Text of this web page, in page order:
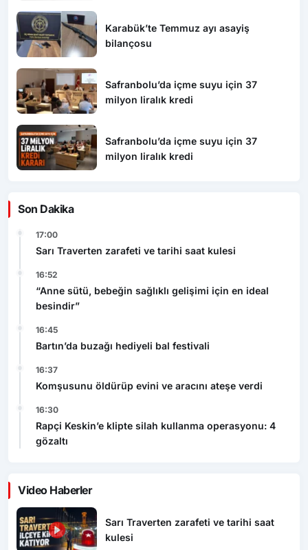
Karabük’te Temmuz ayı asayiş
bilançosu
Safranbolu’da içme suyu için 37
milyon liralık kredi
Safranbolu’da içme suyu için 37
milyon liralık kredi
Son Dakika
17:00
Sarı Traverten zarafeti ve tarihi saat kulesi
16:52
“Anne sütü, bebeğin sağlıklı gelişimi için en ideal
besindir”
16:45
Bartın’da buzağı hediyeli bal festivali
16:37
Komşusunu öldürüp evini ve aracını ateşe verdi
16:30
Rapçi Keskin’e klipte silah kullanma operasyonu: 4
gözaltı
Video Haberler
Sarı Traverten zarafeti ve tarihi saat
kulesi